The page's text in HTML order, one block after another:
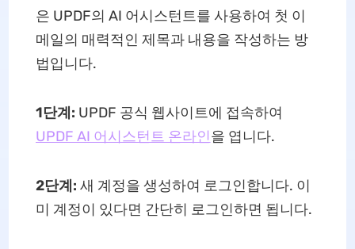
은 UPDF의 AI 어시스턴트를 사용하여 첫 이
메일의 매력적인 제목과 내용을 작성하는 방
법입니다.
1단계: UPDF 공식 웹사이트에 접속하여
UPDF AI 어시스턴트 온라인을 엽니다.
2단계: 새 계정을 생성하여 로그인합니다. 이
미 계정이 있다면 간단히 로그인하면 됩니다.